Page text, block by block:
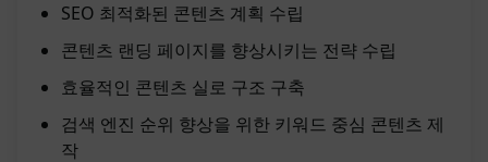
SEO 최적화된 콘텐츠 계획 수립
콘텐츠 랜딩 페이지를 향상시키는 전략 수립
효율적인 콘텐츠 실로 구조 구축
검색 엔진 순위 향상을 위한 키워드 중심 콘텐츠 제
작